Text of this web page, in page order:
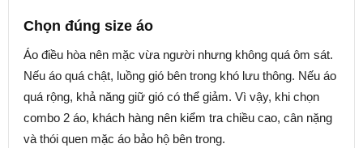
Chọn đúng size áo
Áo điều hòa nên mặc vừa người nhưng không quá ôm sát.
Nếu áo quá chật, luồng gió bên trong khó lưu thông. Nếu áo
quá rộng, khả năng giữ gió có thể giảm. Vì vậy, khi chọn
combo 2 áo, khách hàng nên kiểm tra chiều cao, cân nặng
và thói quen mặc áo bảo hộ bên trong.